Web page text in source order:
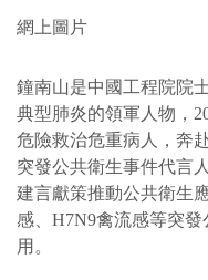
網上圖片
鐘南山是中國工程院院
典型肺炎的領軍人物，
危險救治危重病人，奔
突發公共衛生事件代言
建言獻策推動公共衛生
感、H7N9禽流感等突
用。